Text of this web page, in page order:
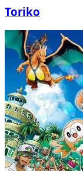
Toriko